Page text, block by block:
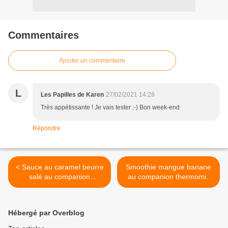
Commentaires
Ajouter un commentaire
L Les Papilles de Karen 27/02/2021 14:28
Très appétissante ! Je vais tester ;-) Bon week-end
Répondre
< Sauce au caramel beurre
salé au companion
thermomix ou sans robot
Smoothie mangue banane
au companion thermomix
ou sans robot >
Hébergé par Overblog